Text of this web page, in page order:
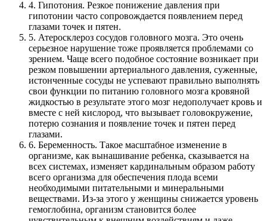
4. Гипотония. Резкое понижение давления при
гипотонии часто сопровождается появлением перед
глазами точек и пятен.
5. Атеросклероз сосудов головного мозга. Это очень
серьезное нарушение тоже проявляется проблемами со
зрением. Чаще всего подобное состояние возникает при
резком повышении артериального давления, суженные,
истонченные сосуды не успевают правильно выполнять
свои функции по питанию головного мозга кровяной
жидкостью в результате этого мозг недополучает кровь и
вместе с ней кислород, что вызывает головокружение,
потерю сознания и появление точек и пятен перед
глазами.
6. Беременность. Такое масштабное изменение в
организме, как вынашивание ребенка, сказывается на
всех системах, изменяет кардинальным образом работу
всего организма для обеспечения плода всеми
необходимыми питательными и минеральными
веществами. Из-за этого у женщины снижается уровень
гемоглобина, организм становится более